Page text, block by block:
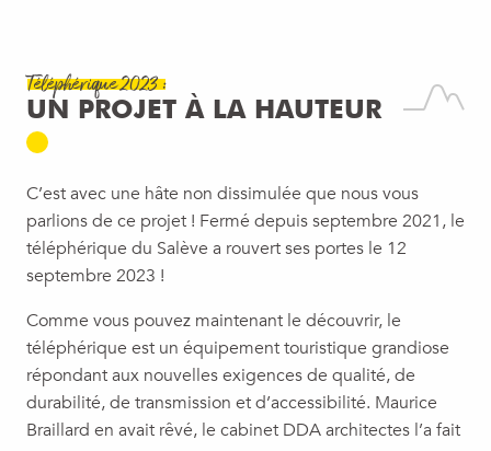
Téléphérique 2023 :
UN PROJET À LA HAUTEUR
C’est avec une hâte non dissimulée que nous vous
parlions de ce projet ! Fermé depuis septembre 2021, le
téléphérique du Salève a rouvert ses portes le 12
septembre 2023 !
Comme vous pouvez maintenant le découvrir, le
téléphérique est un équipement touristique grandiose
répondant aux nouvelles exigences de qualité, de
durabilité, de transmission et d’accessibilité. Maurice
Braillard en avait rêvé, le cabinet DDA architectes l’a fait